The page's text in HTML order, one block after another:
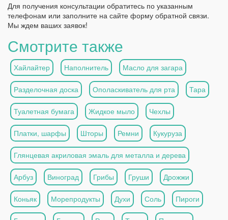
Для получения консультации обратитесь по указанным
телефонам или заполните на сайте форму обратной связи.
Мы ждем ваших заявок!
Смотрите также
Хайлайтер Наполнитель Масло для загара
Разделочная доска Ополаскиватель для рта Тара
Туалетная бумага Жидкое мыло Чехлы
Платки, шарфы Шторы Ремни Кукуруза
Глянцевая акриловая эмаль для металла и дерева
Арбуз Виноград Грибы Груши Дрожжи
Коньяк Морепродукты Духи Соль Пироги